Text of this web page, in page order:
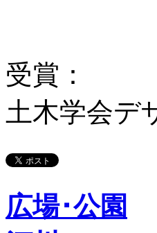
受賞：
土木学会デ
広場･公園